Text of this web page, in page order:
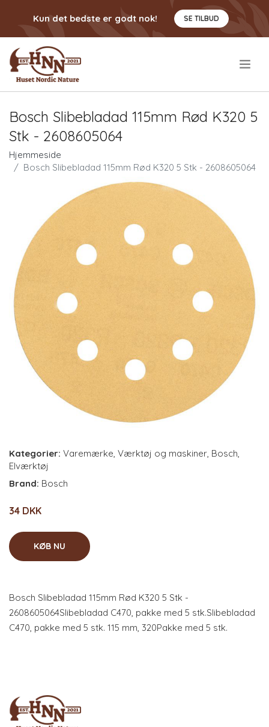
Kun det bedste er godt nok! SE TILBUD
Bosch Slibebladad 115mm Rød K320 5
Stk - 2608605064
Hjemmeside
Bosch Slibebladad 115mm Rød K320 5 Stk - 2608605064
Kategorier: Varemærke, Værktøj og maskiner, Bosch,
Elværktøj
Brand: Bosch
34 DKK
KØB NU
Bosch Slibebladad 115mm Rød K320 5 Stk -
2608605064Slibebladad C470, pakke med 5 stk.Slibebladad
C470, pakke med 5 stk. 115 mm, 320Pakke med 5 stk.